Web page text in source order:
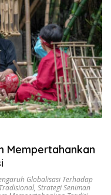
Mempertahankan
Globalisasi Terhadap
, Strategi Seniman